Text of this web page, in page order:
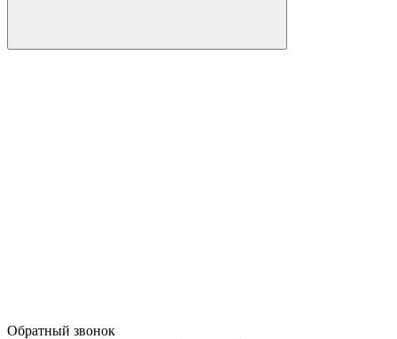
Обратный звонок